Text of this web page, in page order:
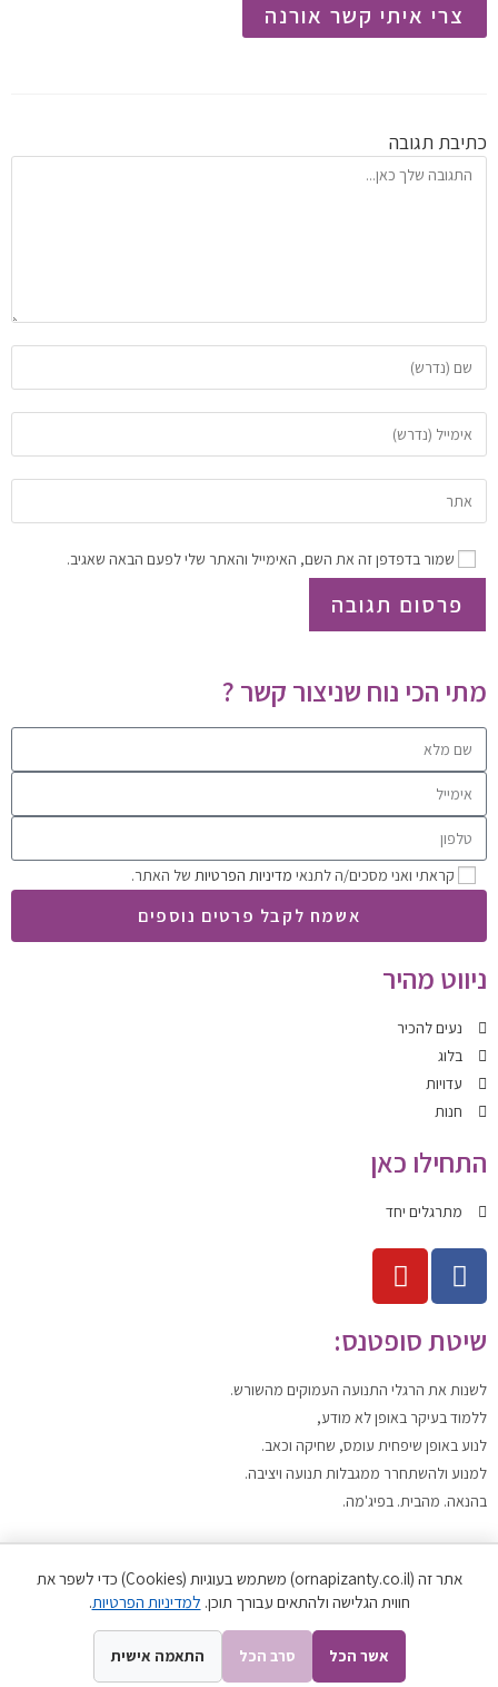
אתר זה (ornapizanty.co.il) משתמש בעוגיות (Cookies) כדי לשפר את
חווית הגלישה ולהתאים עבורך תוכן. למדיניות הפרטיות.
אשר הכל סרב הכל התאמה אישית
צרי איתי קשר אורנה
כתיבת תגובה
שמור בדפדפן זה את השם, האימייל והאתר שלי לפעם הבאה שאגיב.
מתי הכי נוח שניצור קשר ?
קראתי ואני מסכים/ה לתנאי מדיניות הפרטיות של האתר.
אשמח לקבל פרטים נוספים
ניווט מהיר
נעים להכיר
בלוג
עדויות
חנות
התחילו כאן
מתרגלים יחד
שיטת סופטנס:
לשנות את הרגלי התנועה העמוקים מהשורש.
ללמודבעיקר באופן לא מודע,
לנועבאופן שיפחית עומס, שחיקה וכאב.
למנוע ולהשתחרר ממגבלות תנועה ויציבה.
בהנאה. מהבית. בפיג'מה.
תנאי שימוש
|מדיניות הפרטיות
כל הזכויות שמורות לאורנה פיזנטי ©